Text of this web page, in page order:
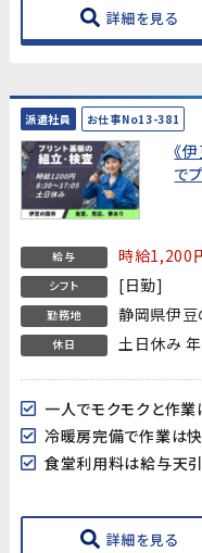
詳細を見る
派遣社員 お仕事No13-381
《
で
給与 時給1,200
シフト [日勤]
勤務地 静岡県伊豆
休日 土日休み
冷暖房完備で作業は
詳細を見る